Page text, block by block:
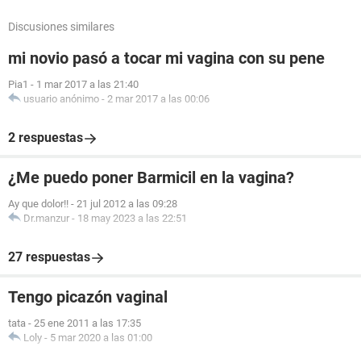
Discusiones similares
mi novio pasó a tocar mi vagina con su pene
Pia1 - 1 mar 2017 a las 21:40
usuario anónimo - 2 mar 2017 a las 00:06
2 respuestas
¿Me puedo poner Barmicil en la vagina?
Ay que dolor!! - 21 jul 2012 a las 09:28
Dr.manzur - 18 may 2023 a las 22:51
27 respuestas
Tengo picazón vaginal
tata - 25 ene 2011 a las 17:35
Loly - 5 mar 2020 a las 01:00